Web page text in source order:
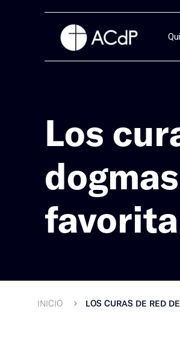
Los
INICIO LOS CURAS DE RED